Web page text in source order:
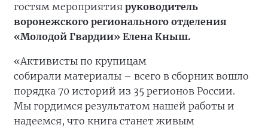
гостям мероприятия руководитель
воронежского регионального отделения
«Молодой Гвардии» Елена Кныш.
«Активисты по крупицам
собирали материалы – всего в сборник вошло
порядка 70 историй из 35 регионов России.
Мы гордимся результатом нашей работы и
надеемся, что книга станет живым